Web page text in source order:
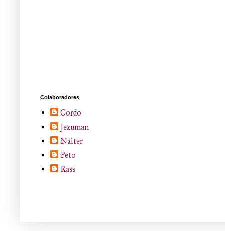
Colaboradores
Cordo
Jezuman
Nalter
Peto
Rass